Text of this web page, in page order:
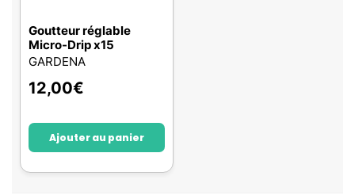
Goutteur réglable
Micro-Drip x15
GARDENA
12,00€
Ajouter au panier